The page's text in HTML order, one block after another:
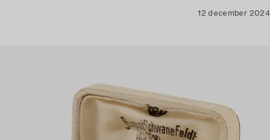
12 december 2024